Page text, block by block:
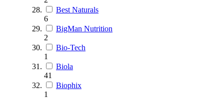
Best Naturals
6
BigMan Nutrition
2
Bio-Tech
1
Biola
41
Biophix
1